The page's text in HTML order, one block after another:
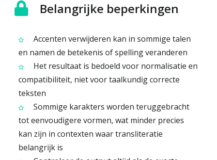
Belangrijke beperkingen
Accenten verwijderen kan in sommige talen
en namen de betekenis of spelling veranderen
Het resultaat is bedoeld voor normalisatie en
compatibiliteit, niet voor taalkundig correcte
teksten
Sommige karakters worden teruggebracht
tot eenvoudigere vormen, wat minder precies
kan zijn in contexten waar transliteratie
belangrijk is